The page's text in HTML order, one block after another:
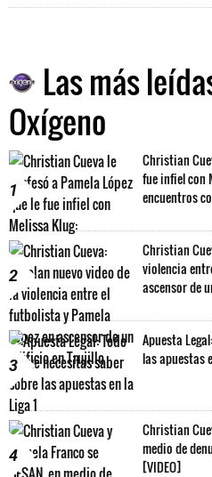
Las más
Oxígeno
1
Christian
fue infiel con
encuentros
2
Christian
violencia
ascensor de
3
Apuesta
las apuestas
4
Christian
medio de
[VIDEO]